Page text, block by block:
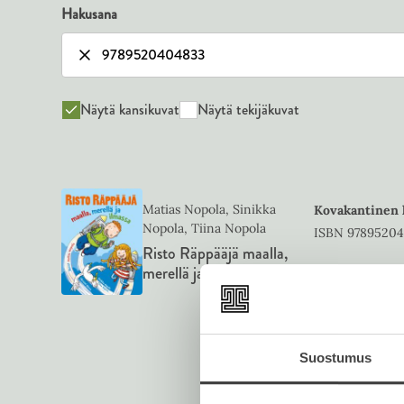
Suostumus
Hakusana
Näytä kansikuvat Näytä tekijäkuvat
Matias Nopola, Sinikka
Nopola, Tiina Nopola
Risto Räppääjä maalla,
merellä ja ilmassa
Kovakantinen
ISBN